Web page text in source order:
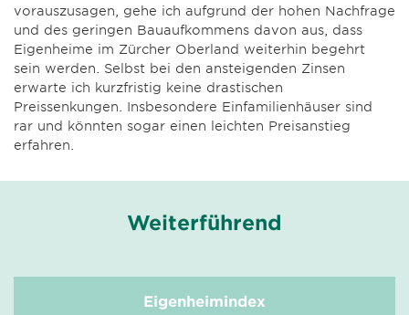
vorauszusagen, gehe ich aufgrund der hohen Nachfrage
und des geringen Bauaufkommens davon aus, dass
Eigenheime im Zürcher Oberland weiterhin begehrt
sein werden. Selbst bei den ansteigenden Zinsen
erwarte ich kurzfristig keine drastischen
Preissenkungen. Insbesondere Einfamilienhäuser sind
rar und könnten sogar einen leichten Preisanstieg
erfahren.
Weiterführend
Eigenheimindex